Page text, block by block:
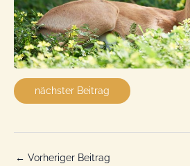
nächster Beitrag
← Vorheriger Beitrag